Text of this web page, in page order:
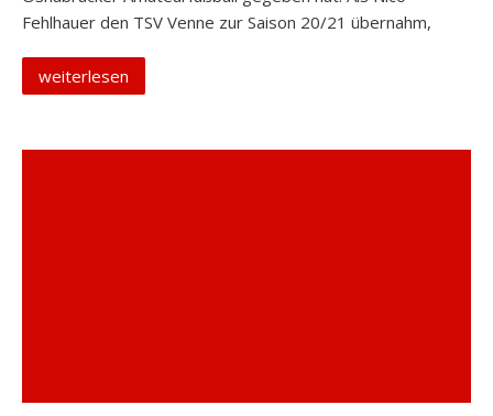
Fehlhauer den TSV Venne zur Saison 20/21 übernahm,
weiterlesen